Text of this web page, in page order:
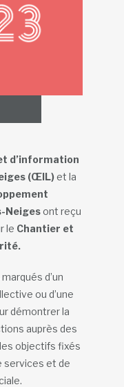
d’information
(ŒIL)et la
Neiges ont reçu
le Chantier et
d’un
ou d’une
démontrer la
auprès des
objectifs fixés
services et de